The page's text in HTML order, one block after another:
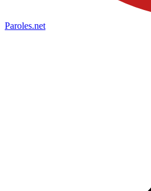
Paroles.net